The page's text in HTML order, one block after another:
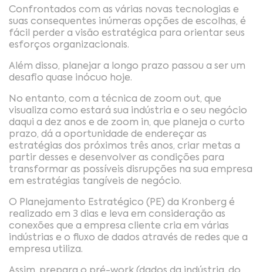
Confrontados com as várias novas tecnologias e
suas consequentes inúmeras opções de escolhas, é
fácil perder a visão estratégica para orientar seus
esforços organizacionais.
Além disso, planejar a longo prazo passou a ser um
desafio quase inócuo hoje.
No entanto, com a técnica de zoom out, que
visualiza como estará sua indústria e o seu negócio
daqui a dez anos e de zoom in, que planeja o curto
prazo, dá a oportunidade de endereçar as
estratégias dos próximos três anos, criar metas a
partir desses e desenvolver as condições para
transformar as possíveis disrupções na sua empresa
em estratégias tangíveis de negócio.
O Planejamento Estratégico (PE) da Kronberg é
realizado em 3 dias e leva em consideração as
conexões que a empresa cliente cria em várias
indústrias e o fluxo de dados através de redes que a
empresa utiliza.